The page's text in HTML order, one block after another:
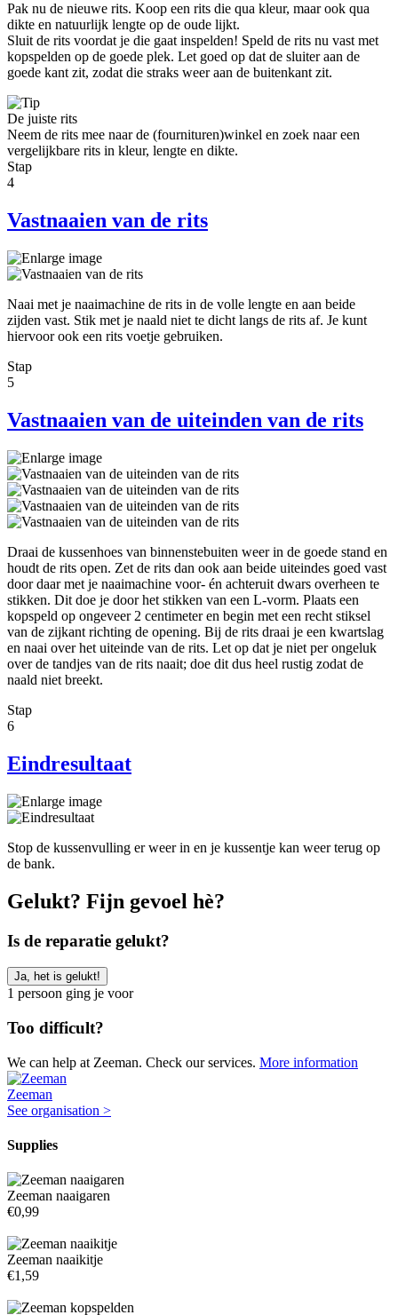
Pak nu de nieuwe rits. Koop een rits die qua kleur, maar ook qua
dikte en natuurlijk lengte op de oude lijkt.
Sluit de rits voordat je die gaat inspelden! Speld de rits nu vast met
kopspelden op de goede plek. Let goed op dat de sluiter aan de
goede kant zit, zodat die straks weer aan de buitenkant zit.
De juiste rits
Neem de rits mee naar de (fournituren)winkel en zoek naar een
vergelijkbare rits in kleur, lengte en dikte.
Stap
4
Vastnaaien van de rits
Naai met je naaimachine de rits in de volle lengte en aan beide
zijden vast. Stik met je naald niet te dicht langs de rits af. Je kunt
hiervoor ook een rits voetje gebruiken.
Stap
5
Vastnaaien van de uiteinden van de rits
Draai de kussenhoes van binnenstebuiten weer in de goede stand en
houdt de rits open. Zet de rits dan ook aan beide uiteindes goed vast
door daar met je naaimachine voor- én achteruit dwars overheen te
stikken. Dit doe je door het stikken van een L-vorm. Plaats een
kopspeld op ongeveer 2 centimeter en begin met een recht stiksel
van de zijkant richting de opening. Bij de rits draai je een kwartslag
en naai over het uiteinde van de rits. Let op dat je niet per ongeluk
over de tandjes van de rits naait; doe dit dus heel rustig zodat de
naald niet breekt.
Stap
6
Eindresultaat
Stop de kussenvulling er weer in en je kussentje kan weer terug op
de bank.
Gelukt? Fijn gevoel hè?
Is de reparatie gelukt?
Ja, het is gelukt!
1 persoon ging je voor
Too difficult?
We can help at Zeeman. Check our services. More information
Zeeman
See organisation >
Supplies
Zeeman naaigaren
€0,99
Zeeman naaikitje
€1,59